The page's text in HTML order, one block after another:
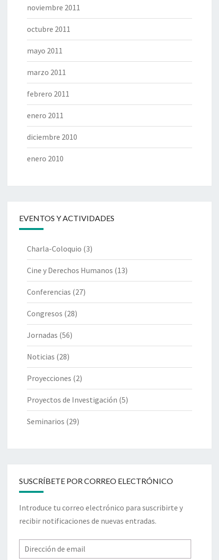
noviembre 2011
octubre 2011
mayo 2011
marzo 2011
febrero 2011
enero 2011
diciembre 2010
enero 2010
EVENTOS Y ACTIVIDADES
Charla-Coloquio (3)
Cine y Derechos Humanos (13)
Conferencias (27)
Congresos (28)
Jornadas (56)
Noticias (28)
Proyecciones (2)
Proyectos de Investigación (5)
Seminarios (29)
SUSCRÍBETE POR CORREO ELECTRÓNICO
Introduce tu correo electrónico para suscribirte y
recibir notificaciones de nuevas entradas.
Dirección